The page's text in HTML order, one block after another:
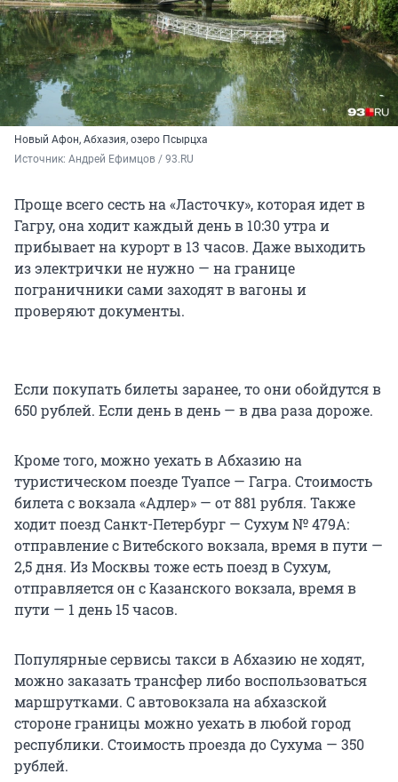
Новый Афон, Абхазия, озеро Псырцха
Источник: Андрей Ефимцов / 93.RU
Проще всего сесть на «Ласточку», которая идет в
Гагру, она ходит каждый день в 10:30 утра и
прибывает на курорт в 13 часов. Даже выходить
из электрички не нужно — на границе
пограничники сами заходят в вагоны и
проверяют документы.
Если покупать билеты заранее, то они обойдутся в
650 рублей. Если день в день — в два раза дороже.
Кроме того, можно уехать в Абхазию на
туристическом поезде Туапсе — Гагра. Стоимость
билета с вокзала «Адлер» — от 881 рубля. Также
ходит поезд Санкт-Петербург — Сухум № 479А:
отправление с Витебского вокзала, время в пути —
2,5 дня. Из Москвы тоже есть поезд в Сухум,
отправляется он с Казанского вокзала, время в
пути — 1 день 15 часов.
Популярные сервисы такси в Абхазию не ходят,
можно заказать трансфер либо воспользоваться
маршрутками. С автовокзала на абхазской
стороне границы можно уехать в любой город
республики. Стоимость проезда до Сухума — 350
рублей.